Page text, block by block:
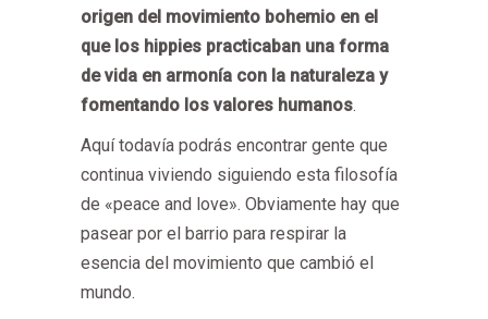
origen del movimiento bohemio en el
que los hippies practicaban una forma
de vida en armonía con la naturaleza y
fomentando los valores humanos.
Aquí todavía podrás encontrar gente que
continua viviendo siguiendo esta filosofía
de «peace and love». Obviamente hay que
pasear por el barrio para respirar la
esencia del movimiento que cambió el
mundo.